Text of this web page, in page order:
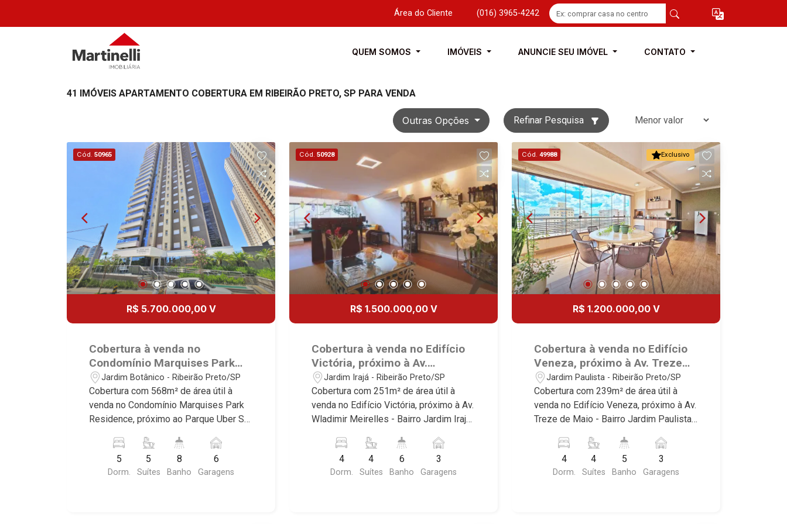
Área do Cliente (016) 3965-4242
QUEM SOMOS IMÓVEIS ANUNCIE SEU IMÓVEL CONTATO
41 IMÓVEIS APARTAMENTO COBERTURA EM RIBEIRÃO PRETO, SP PARA VENDA
Outras Opções Refinar Pesquisa
Cód. 50965
R$ 5.700.000,00 V
Cobertura à venda no
Condomínio Marquises Park
Residence, próximo ao Parque
Uber Sul - Ribeirão Preto/SP.
Jardim Botânico - Ribeirão Preto/SP
Cobertura com 568m² de área útil à
venda no Condomínio Marquises Park
Residence, próximo ao Parque Uber Sul
Preto/SP. Conheça as características
deste imóvel que a Martinelli
Imobiliária selecionou para você: -
5
Dorm.
5
Suítes
8
Banho
6
Garagens
Cód. 50928
R$ 1.500.000,00 V
Cobertura à venda no Edifício
Victória, próximo à Av.
Wladimir Meirelles - Ribeirão
Preto/SP.
Jardim Irajá - Ribeirão Preto/SP
Cobertura com 251m² de área útil à
venda no Edifício Victória, próximo à Av.
Wladimir Meirelles - Bairro Jardim Irajá,
características deste imóvel que a
Martinelli Imobiliária selecionou para
você: - 251m² de área útil - 4 suítes
4
Dorm.
4
Suítes
6
Banho
3
Garagens
Exclusivo
Cód. 49988
R$ 1.200.000,00 V
Cobertura à venda no Edifício
Veneza, próximo à Av. Treze
de Maio - Ribeirão Preto/SP.
Jardim Paulista - Ribeirão Preto/SP
Cobertura com 239m² de área útil à
venda no Edifício Veneza, próximo à Av.
Treze de Maio - Bairro Jardim Paulista,
características deste imóvel que a
Martinelli Imobiliária selecionou para
você: - 239m² de área útil - 4 suítes
4
Dorm.
4
Suítes
5
Banho
3
Garagens